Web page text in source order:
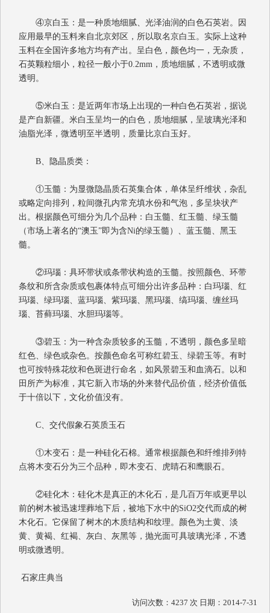
④京白玉：是一种质地细腻、光泽油润的白色石英岩。因
应用最早的玉料来自北京郊区，所以取名京白玉。实际上这种
玉料在全国许多地方均有产出。呈白色，颜色均一，无杂质，
石英颗粒细小，粒径一般小于0.2mm ，质地细腻，不透明或微
透明。
⑤米白玉：是近两年市场上出现的一种白色石英岩，据说
是产自新疆。米白玉呈均一的白色，质地细腻，呈玻璃光泽和
油脂光泽，微透明至半透明，质量比京白玉好。
B、隐晶质类：
①玉髓：为显微隐晶质石英集合体，单体呈纤维状，杂乱
或略定向排列，粒间微孔内常充填水份和气泡，多呈块状产
出。根据颜色可细分为几个品种：白玉髓、红玉髓、绿玉髓
（市场上著名的“澳玉”即为含Ni的绿玉髓）、蓝玉髓、黑玉
髓。
②玛瑙：具环带状或条带状构造的玉髓。按照颜色、环带
条纹和所含杂质或包裹体特点可细分出许多品种：白玛瑙、红
玛瑙、绿玛瑙、蓝玛瑙、紫玛瑙、黑玛瑙、缟玛瑙、缠丝玛
瑙、苔藓玛瑙、水胆玛瑙等。
③碧玉：为一种含杂质较多的玉髓，不透明，颜色多呈暗
红色、绿色或杂色。按颜色命名可称红碧玉、绿碧玉等。有时
也可按特殊花纹和色斑进行命名，如风景碧玉和血滴石。以和
田所产为标准，其它新入市场的外来替代品价值，经济价值低
于十倍以下，文化价值没有。
C、交代假象石英质玉石
①木变石：是一种硅化石棉。通常根据颜色和纤维排列特
点将木变石分为三个品种，即木变石、虎睛石和鹰眼石。
②硅化木：硅化木是真正的木化石，是几百万年或更早以
前的树木被迅速埋葬地下后，被地下水中的SiO2交代而成的树
木化石。它保留了树木的木质结构和纹理。颜色为土黄、淡
黄、黄褐、红褐、灰白、灰黑等，抛光面可具玻璃光泽，不透
明或微透明。
石家庄典当
访问次数：4237 次 日期：2014-7-31